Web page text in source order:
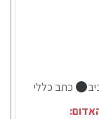
כתב כללי